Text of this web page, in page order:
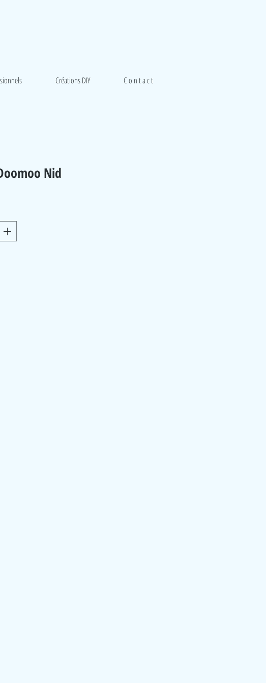
Créations DIY C o n t a c t
Nid